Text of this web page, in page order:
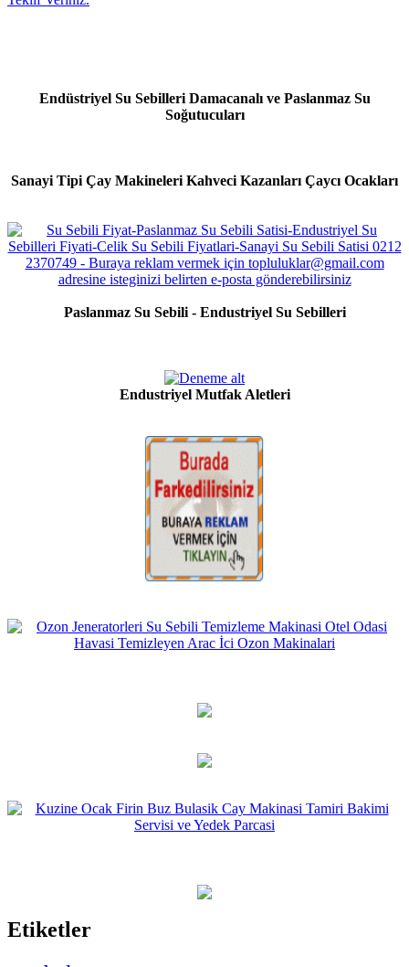
Endüstriyel Su Sebilleri Damacanalı ve Paslanmaz Su
Soğutucuları
Sanayi Tipi Çay Makineleri Kahveci Kazanları Çaycı Ocakları
Paslanmaz Su Sebili - Endustriyel Su Sebilleri
Endustriyel Mutfak Aletleri
Etiketler